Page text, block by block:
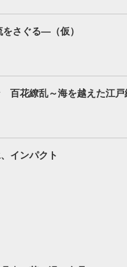
さぐる―（仮）
百花繚乱～海を越えた江戸
インパクト